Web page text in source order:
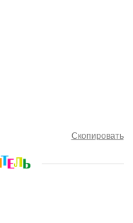
Скопировать